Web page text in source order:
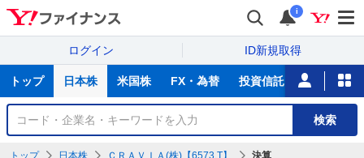
i
ログイン ID新規取得
サ
トップ 日本株 米国株 FX・為替 投資信託 ニュース
銘
検索